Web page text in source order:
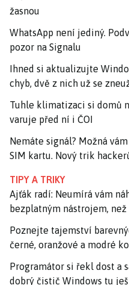
žasnou
WhatsApp není jediný.
pozor na Signalu
Ihned si aktualizujte
chyb, dvě z nich už se
Tuhle klimatizaci si domů
varuje před ní i ČOI
Nemáte signál? Možná
SIM kartu. Nový trik
TIPY A TRIKY
Ajťák radí: Neumírá vám
bezplatným nástrojem,
Poznejte tajemství
černé, oranžové a modré
Programátor si řekl dost a
dobrý čistič Windows tu